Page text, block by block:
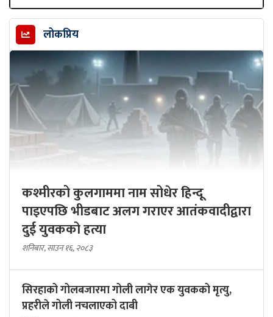
लोकप्रिय
कश्मीरको कुलगाममा नाम सोधेर हिन्दू
पाइएपछि भीडबाट अलग गराएर आतंकवादीद्वारा
दुई युवकको हत्या
शनिबार, साउन १६, २०८३
सिरहाको गोलबजारमा गोली लागेर एक युवकको मृत्यु,
प्रहरीले गोली नचलाएको दाबी